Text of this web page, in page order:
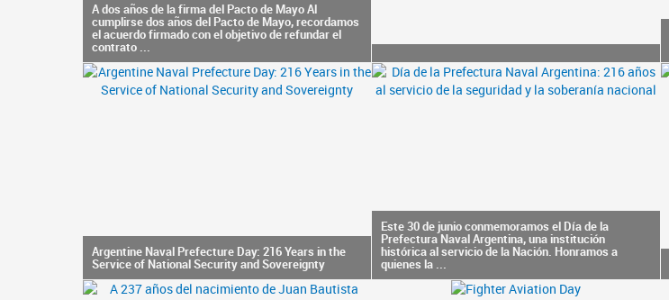
A dos años de la firma del Pacto de Mayo Al
cumplirse dos años del Pacto de Mayo, recordamos
el acuerdo firmado con el objetivo de refundar el
contrato ...
Argentine Naval Prefecture Day: 216 Years in the
Service of National Security and Sovereignty
Este 30 de junio conmemoramos el Día de la
Prefectura Naval Argentina, una institución
histórica al servicio de la Nación. Honramos a
quienes la ...